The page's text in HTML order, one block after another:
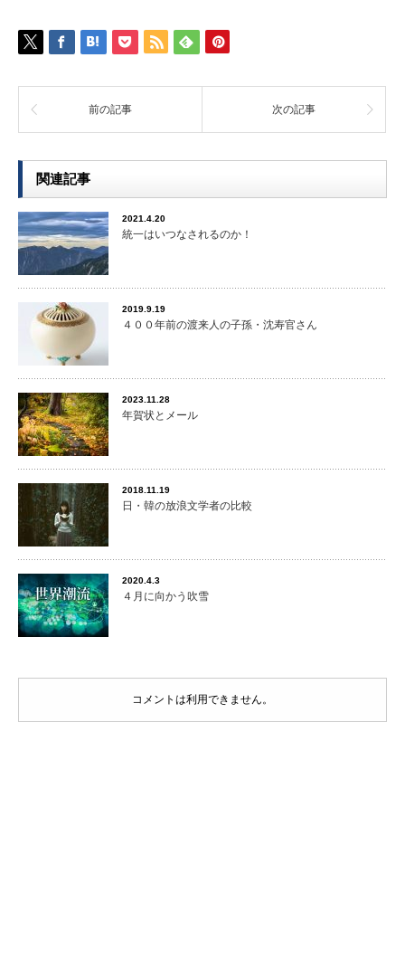
前の記事 次の記事
関連記事
2021.4.20
統一はいつなされるのか！
2019.9.19
４００年前の渡来人の子孫・沈寿官さん
2023.11.28
年賀状とメール
2018.11.19
日・韓の放浪文学者の比較
2020.4.3
４月に向かう吹雪
コメントは利用できません。